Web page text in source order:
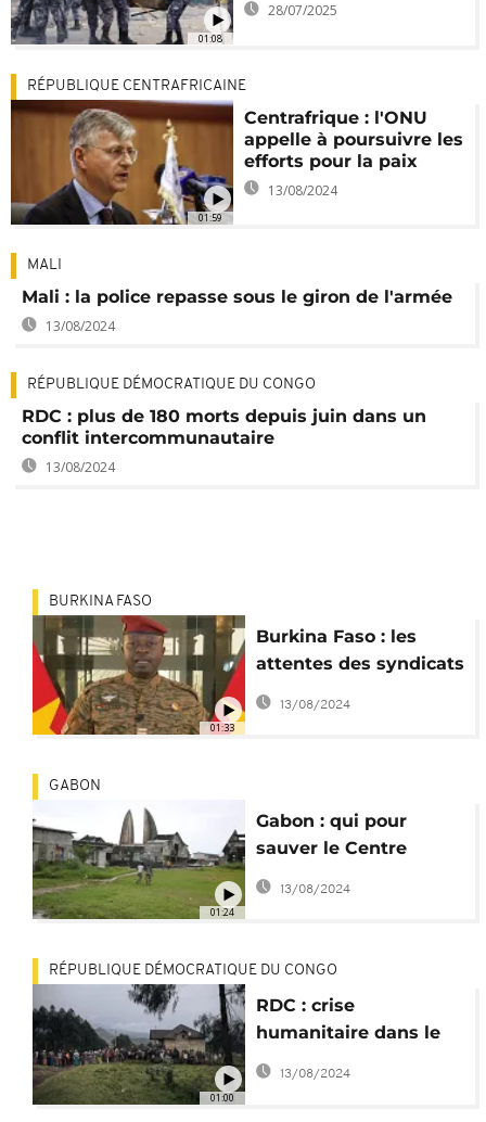
01:08
28/07/2025
01:59
RÉPUBLIQUE CENTRAFRICAINE
Centrafrique : l'ONU
appelle à poursuivre les
efforts pour la paix
13/08/2024
MALI
Mali : la police repasse sous le giron de l'armée
13/08/2024
RÉPUBLIQUE DÉMOCRATIQUE DU CONGO
RDC : plus de 180 morts depuis juin dans un
conflit intercommunautaire
13/08/2024
01:33
BURKINA FASO
Burkina Faso : les
attentes des syndicats
après le coup d'État
13/08/2024
01:24
GABON
Gabon : qui pour
sauver le Centre
international des
13/08/2024
01:00
RÉPUBLIQUE DÉMOCRATIQUE DU CONGO
RDC : crise
humanitaire dans le
Nord-Kivu
13/08/2024